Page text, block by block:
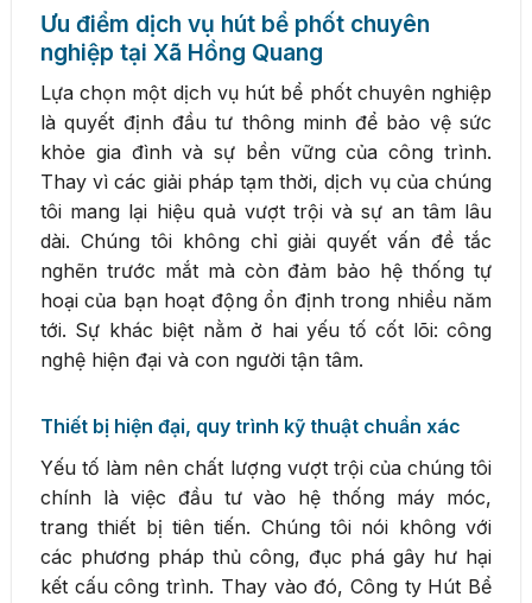
Ưu điểm dịch vụ hút bể phốt chuyên
nghiệp tại Xã Hồng Quang
Lựa chọn một dịch vụ hút bể phốt chuyên nghiệp
là quyết định đầu tư thông minh để bảo vệ sức
khỏe gia đình và sự bền vững của công trình.
Thay vì các giải pháp tạm thời, dịch vụ của chúng
tôi mang lại hiệu quả vượt trội và sự an tâm lâu
dài. Chúng tôi không chỉ giải quyết vấn đề tắc
nghẽn trước mắt mà còn đảm bảo hệ thống tự
hoại của bạn hoạt động ổn định trong nhiều năm
tới. Sự khác biệt nằm ở hai yếu tố cốt lõi: công
nghệ hiện đại và con người tận tâm.
Thiết bị hiện đại, quy trình kỹ thuật chuẩn xác
Yếu tố làm nên chất lượng vượt trội của chúng tôi
chính là việc đầu tư vào hệ thống máy móc,
trang thiết bị tiên tiến. Chúng tôi nói không với
các phương pháp thủ công, đục phá gây hư hại
kết cấu công trình. Thay vào đó, Công ty Hút Bể